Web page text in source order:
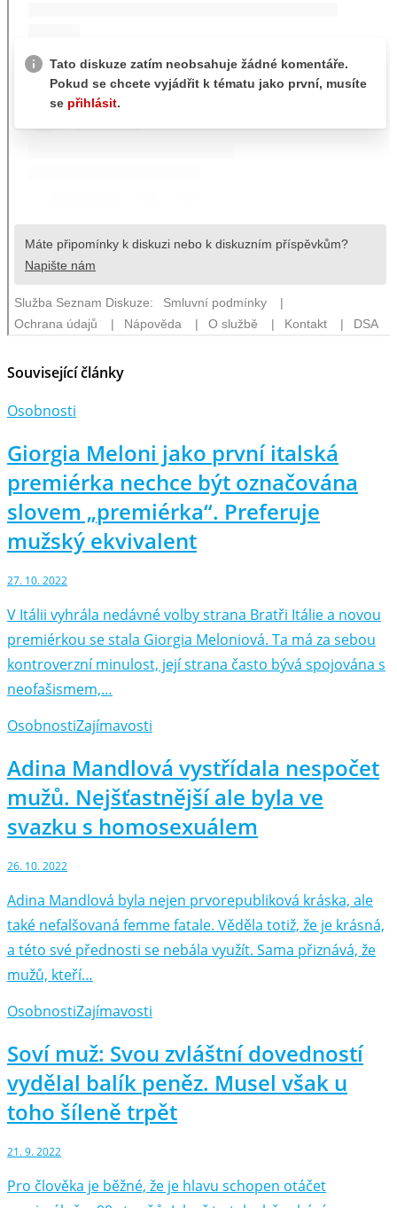
Související články
Osobnosti
Giorgia Meloni jako první italská
premiérka nechce být označována
slovem „premiérka“. Preferuje
mužský ekvivalent
27. 10. 2022
V Itálii vyhrála nedávné volby strana Bratři Itálie a novou
premiérkou se stala Giorgia Meloniová. Ta má za sebou
kontroverzní minulost, její strana často bývá spojována s
neofašismem,…
OsobnostiZajímavosti
Adina Mandlová vystřídala nespočet
mužů. Nejšťastnější ale byla ve
svazku s homosexuálem
26. 10. 2022
Adina Mandlová byla nejen prvorepubliková kráska, ale
také nefalšovaná femme fatale. Věděla totiž, že je krásná,
a této své přednosti se nebála využít. Sama přiznává, že
mužů, kteří…
OsobnostiZajímavosti
Soví muž: Svou zvláštní dovedností
vydělal balík peněz. Musel však u
toho šíleně trpět
21. 9. 2022
Pro člověka je běžné, že je hlavu schopen otáčet